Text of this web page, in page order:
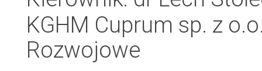
KGHM Cuprum sp. z
Rozwojowe